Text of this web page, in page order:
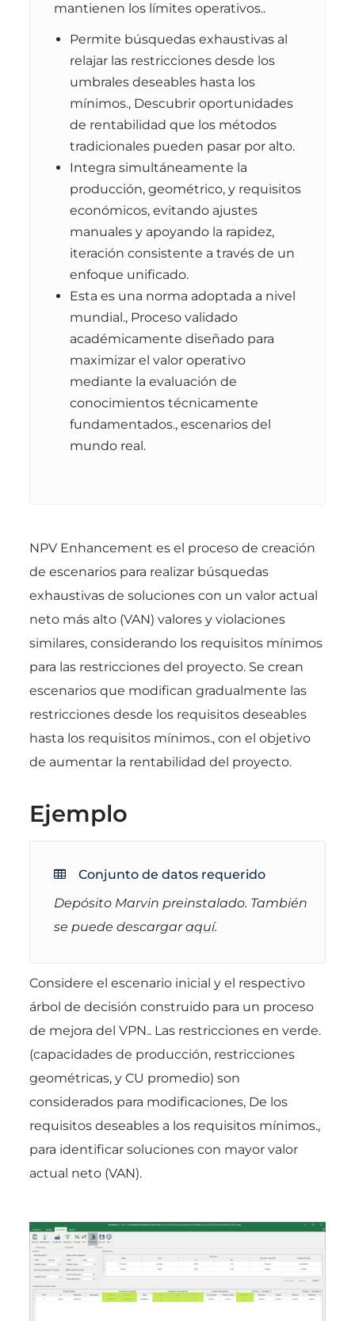
mantienen los límites operativos..
Permite búsquedas exhaustivas al
relajar las restricciones desde los
umbrales deseables hasta los
mínimos., Descubrir oportunidades
de rentabilidad que los métodos
tradicionales pueden pasar por alto.
Integra simultáneamente la
producción, geométrico, y requisitos
económicos, evitando ajustes
manuales y apoyando la rapidez,
iteración consistente a través de un
enfoque unificado.
Esta es una norma adoptada a nivel
mundial., Proceso validado
académicamente diseñado para
maximizar el valor operativo
mediante la evaluación de
conocimientos técnicamente
fundamentados., escenarios del
mundo real.
NPV Enhancement es el proceso de creación
de escenarios para realizar búsquedas
exhaustivas de soluciones con un valor actual
neto más alto (VAN) valores y violaciones
similares, considerando los requisitos mínimos
para las restricciones del proyecto. Se crean
escenarios que modifican gradualmente las
restricciones desde los requisitos deseables
hasta los requisitos mínimos., con el objetivo
de aumentar la rentabilidad del proyecto.
Ejemplo
Conjunto de datos requerido
Depósito Marvin preinstalado. También
se puede descargaraquí.
Considere el escenario inicial y el respectivo
árbol de decisión construido para un proceso
de mejora del VPN.. Las restricciones en verde.
(capacidades de producción, restricciones
geométricas, y CU promedio) son
considerados para modificaciones, De los
requisitos deseables a los requisitos mínimos.,
para identificar soluciones con mayor valor
actual neto (VAN).